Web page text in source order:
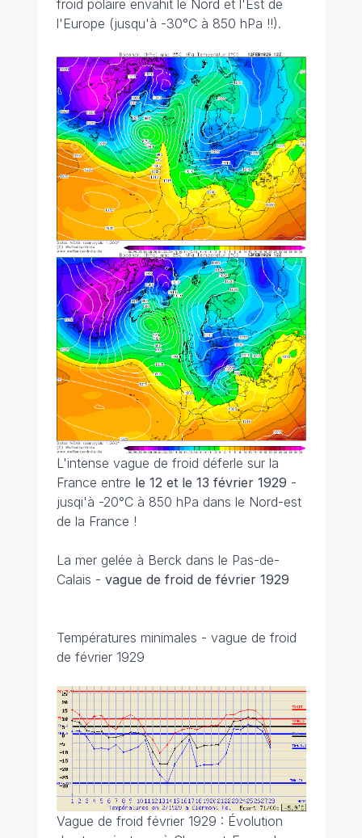
froid polaire envahit le Nord et l'Est de
l'Europe (jusqu'à -30°C à 850 hPa !!).
L'intense vague de froid déferle sur la
France entre le 12 et le 13 février 1929 -
jusqi'à -20°C à 850 hPa dans le Nord-est
de la France !
La mer gelée à Berck dans le Pas-de-
Calais - vague de froid de février 1929
Températures minimales - vague de froid
de février 1929
Vague de froid février 1929 : Évolution